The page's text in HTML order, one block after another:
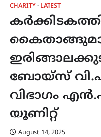
CHARITY LATEST
ബോയ്സ്
വിഭാഗം
യൂണിറ്റ്
August 14, 2025